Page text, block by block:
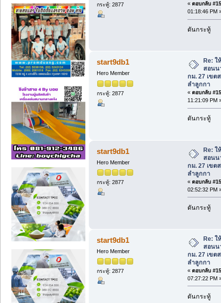
กระทู้: 2877 « ตอบกลับ
01:18:46 PM
ดันกระทู้
start9db1
Hero Member
กระทู้: 2877
Re: ใ
สอนน
กม. 27 เขต
ลำลูกกา
« ตอบกลับ
11:21:09 PM
ดันกระทู้
start9db1
Hero Member
กระทู้: 2877
Re: ใ
สอนน
กม. 27 เขต
ลำลูกกา
« ตอบกลับ
02:52:32 PM
ดันกระทู้
start9db1
Hero Member
กระทู้: 2877
Re: ใ
สอนน
กม. 27 เขต
ลำลูกกา
« ตอบกลับ
07:27:22 PM
ดันกระทู้